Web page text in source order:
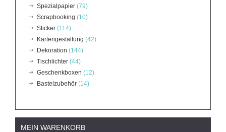
Spezialpapier (79)
Scrapbooking (10)
Sticker (114)
Kartengestaltung (42)
Dekoration (144)
Tischlichter (44)
Geschenkboxen (12)
Bastelzubehör (14)
MEIN WARENKORB